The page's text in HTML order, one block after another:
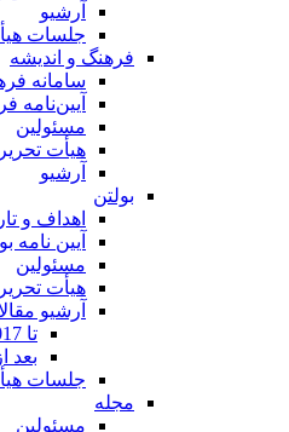
آرشیو
جلسات
فرهنگ و اندیشه
سامانه
آیین‌نامه
مسئولین
هیأت
آرشیو
بولتن
اهداف و
آیین نامه
مسئولین
هیأت
آرشیو
تا 2017
بعد از 2017
جلسات
مجله
مسئولین